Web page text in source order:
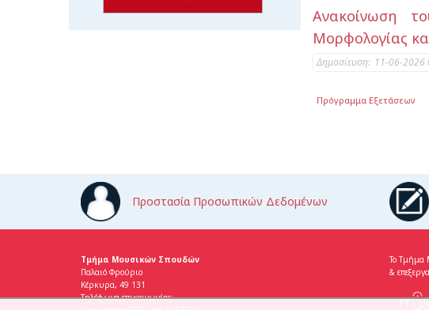
Ανακοίνωση
Μορφολογίας
Δημοσίευση: 11-06-2026
Πρόγραμμα Εξετάσεων
Προστασία Προσωπικών Δεδομένων
Τμήμα Μουσικών Σπουδών
Παλαιό Φρούριο
Κέρκυρα, 49 131
Τηλέφωνα επικοινωνίας:
Το Τμήμα
&